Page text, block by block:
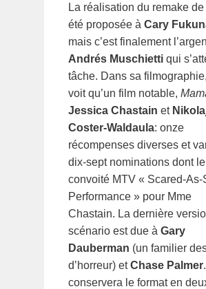
La réalisation du remake de
été proposée à Cary
mais c’est finalement
Andrés Muschietti qui
tâche. Dans sa
voit qu’un film notable,
Jessica Chastain et
Coster-Waldaula: onze
récompenses diverses et
dix-sept nominations dont
convoité MTV « Scared-As-
Performance » pour Mme
Chastain. La dernière
scénario est due à Gary
Dauberman (un familier
d’horreur) etChase Palmer
conservera le format en